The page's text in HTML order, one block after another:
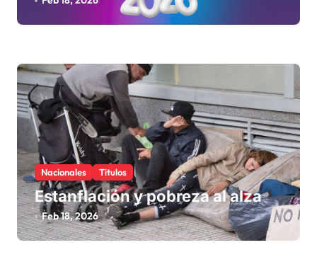
Nacionales Titulos
Estanflación y pobreza al alza
Feb 18, 2026